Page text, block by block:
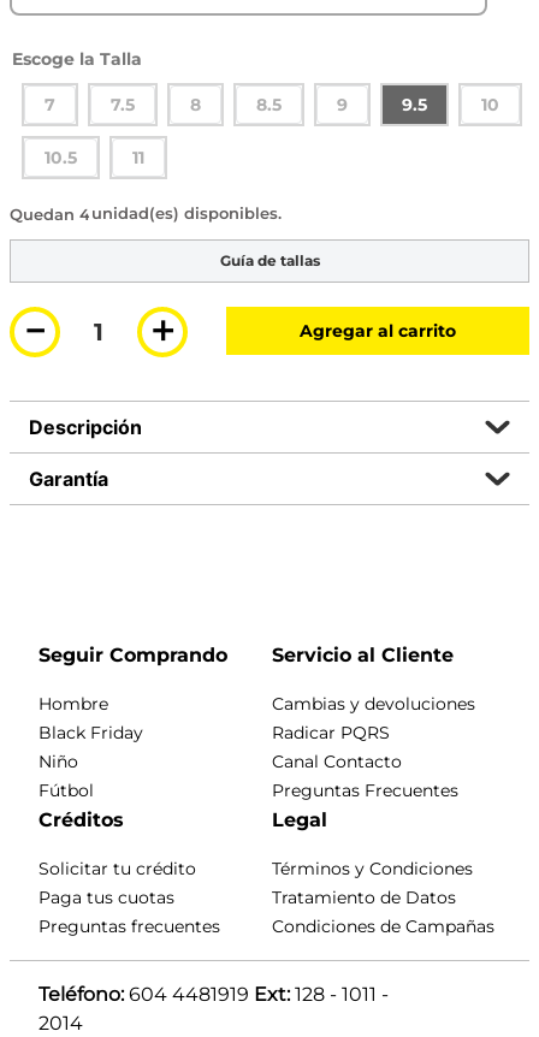
Talla
7 7.5 8 8.5 9 9.5 10
10.5 11
4 disponibles
Guía de tallas
＋
－ Agregar al carrito
Descripción
Garantía
Seguir Comprando
Hombre
Black Friday
Niño
Fútbol
Servicio al Cliente
Cambias y devoluciones
Radicar PQRS
Canal Contacto
Preguntas Frecuentes
Créditos
Solicitar tu crédito
Paga tus cuotas
Preguntas frecuentes
Legal
Términos y Condiciones
Tratamiento de Datos
Condiciones de Campañas
Teléfono: 604 4481919 Ext: 128 - 1011 -
2014